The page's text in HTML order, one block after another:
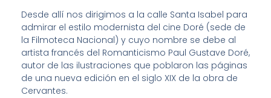
Desde allí nos dirigimos a la calle Santa Isabel para
admirar el estilo modernista del cine Doré (sede de
la Filmoteca Nacional) y cuyo nombre se debe al
artista francés del Romanticismo Paul Gustave Doré,
autor de las ilustraciones que poblaron las páginas
de una nueva edición en el siglo XIX de la obra de
Cervantes.